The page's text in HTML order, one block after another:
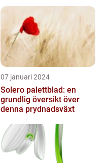
07 januari 2024
Solero palettblad: en
grundlig översikt över
denna prydnadsväxt